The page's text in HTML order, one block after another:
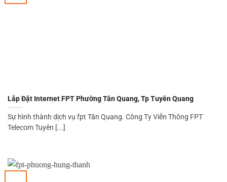
Lắp Đặt Internet FPT Phường Tân Quang, Tp Tuyên Quang
Sự hình thành dịch vụ fpt Tân Quang. Công Ty Viễn Thông FPT
Telecom Tuyên [...]